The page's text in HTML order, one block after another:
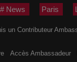
# News Paris
un Contributeur
Accès Ambassadeur